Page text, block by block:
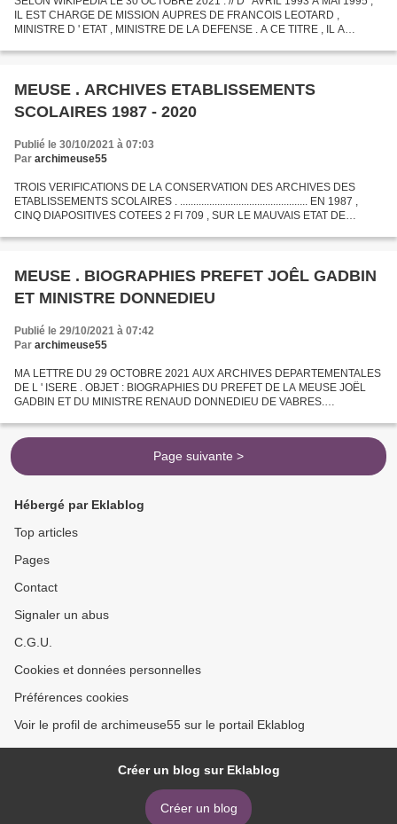
IL EST CHARGE DE MISSION AUPRES DE FRANCOIS LEOTARD ,
MINISTRE D ' ETAT , MINISTRE DE LA DEFENSE . A CE TITRE , IL A
19 NOVEMBRE...
MEUSE . ARCHIVES ETABLISSEMENTS
SCOLAIRES 1987 - 2020
Publié le 30/10/2021 à 07:03
Par archimeuse55
TROIS VERIFICATIONS DE LA CONSERVATION DES ARCHIVES DES
ETABLISSEMENTS SCOLAIRES . ................................................ EN 1987 ,
CINQ DIAPOSITIVES COTEES 2 FI 709 , SUR LE MAUVAIS ETAT DE
MEUSE . BIOGRAPHIES PREFET JOÊL GADBIN
ET MINISTRE DONNEDIEU
Publié le 29/10/2021 à 07:42
Par archimeuse55
MA LETTRE DU 29 OCTOBRE 2021 AUX ARCHIVES DEPARTEMENTALES
DE L ' ISERE . OBJET : BIOGRAPHIES DU PREFET DE LA MEUSE JOËL
GADBIN ET DU MINISTRE RENAUD DONNEDIEU DE VABRES.
DEREGLE.....................
Page suivante >
Hébergé par Eklablog
Top articles
Pages
Contact
Signaler un abus
C.G.U.
Cookies et données personnelles
Préférences cookies
Voir le profil de archimeuse55 sur le portail Eklablog
Créer un blog sur Eklablog
Créer un blog